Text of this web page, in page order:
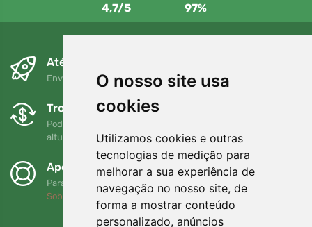
O nosso site usa
cookies
Utilizamos cookies e outras
tecnologias de medição para
melhorar a sua experiência de
navegação no nosso site, de
forma a mostrar conteúdo
personalizado, anúncios
4,7/5 97%
Até ao dia seguinte e sem custos
Envio gratuito para encomendas superiores a 80 EUR
Trocas e devoluções gratuitas
Pode devolver ou trocar a sua encomenda em qualquer
altura no prazo de 90 dias
Apoiamos a Trees.org
Para cada encomenda plantamos uma árvore! Leia mais
Sobre nós